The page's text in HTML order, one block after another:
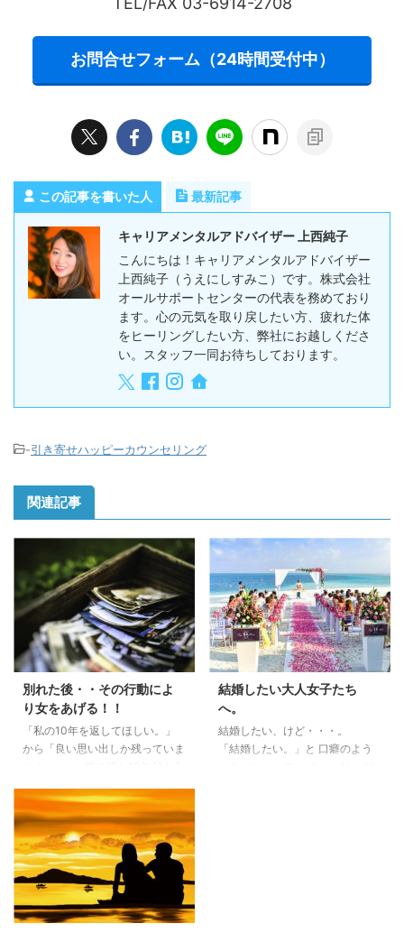
お問合せフォーム（24時間受付中）
この記事を書いた人 最新記事
キャリアメンタルアドバイザー 上西純子
こんにちは！キャリアメンタルアドバイザー
上西純子（うえにしすみこ）です。株式会社
オールサポートセンターの代表を務めており
ます。心の元気を取り戻したい方、疲れた体
をヒーリングしたい方、弊社にお越しくださ
い。スタッフ一同お待ちしております。
-引き寄せハッピーカウンセリング
関連記事
別れた後・・その行動によ
り女をあげる！！
「私の10年を返してほしい。」
から「良い思い出しか残っていま
と思っていた時に、 彼から「別
れたい」と・・。 その時は、修
羅場でした・・と おっしゃって
いました。 怒りをぶつけ、 泣き
落としをし、 そして・・最後は
階段から突き落とそうかと・・ま
で 思ったそうです。 それでも相
結婚したい大人女子たち
へ。
結婚したい、けど・・・。
「結婚したい。」と 口癖のよう